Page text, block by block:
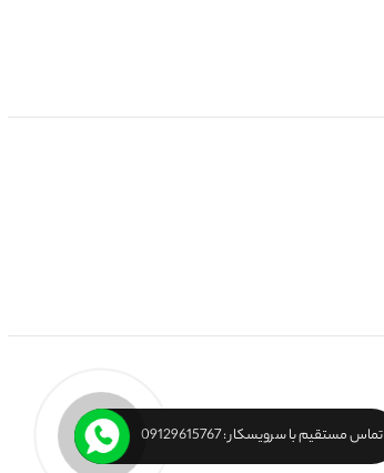
تماس مستقیم با سرویسکار : 09129615767